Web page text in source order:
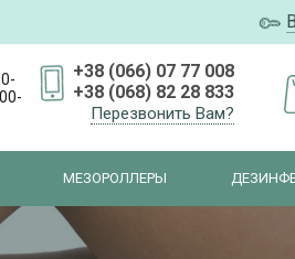
+38 (066) 07 77 008
+38 (068) 82 28 833
Перезвонить Вам?
МЕЗОРОЛЛЕРЫ